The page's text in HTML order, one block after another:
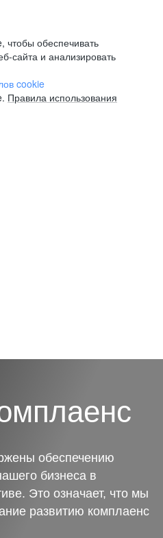
обеспечивать
сайта и анализировать
cookie
Правила использования
обеспечению
бизнеса в
Это означает, что мы
развитию комплаенс